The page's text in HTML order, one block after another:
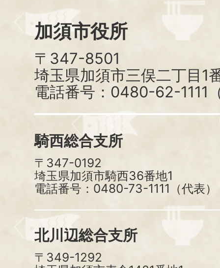
加須市役所
〒347-8501
埼玉県加須市三俣二丁目1
電話番号：0480-62-1111
騎西総合支所
〒347-0192
埼玉県加須市騎西36番地1
電話番号：0480-73-1111（代表）
北川辺総合支所
〒349-1292